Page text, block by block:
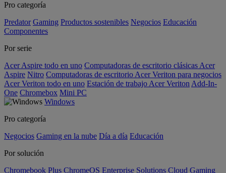
Pro categoría
Predator Gaming Productos sostenibles Negocios Educación
Componentes
Por serie
Acer Aspire todo en uno Computadoras de escritorio clásicas Acer
Aspire Nitro Computadoras de escritorio Acer Veriton para negocios
Acer Veriton todo en uno Estación de trabajo Acer Veriton Add-In-
One Chromebox Mini PC
Windows
Pro categoría
Negocios Gaming en la nube Día a día Educación
Por solución
Chromebook Plus ChromeOS Enterprise Solutions Cloud Gaming